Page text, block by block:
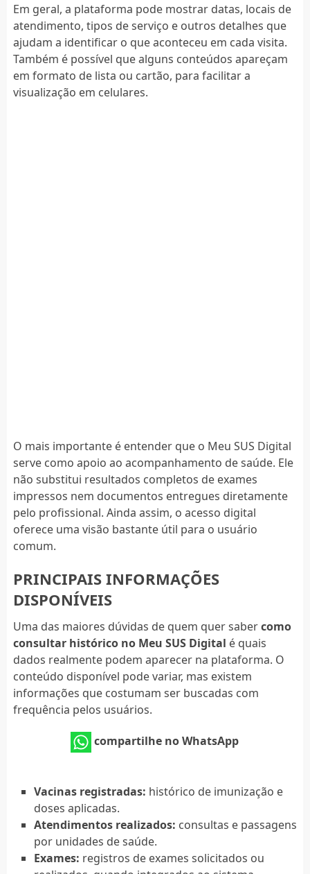
Em geral, a plataforma pode mostrar datas, locais de
atendimento, tipos de serviço e outros detalhes que
ajudam a identificar o que aconteceu em cada visita.
Também é possível que alguns conteúdos apareçam
em formato de lista ou cartão, para facilitar a
visualização em celulares.
O mais importante é entender que o Meu SUS Digital
serve como apoio ao acompanhamento de saúde. Ele
não substitui resultados completos de exames
impressos nem documentos entregues diretamente
pelo profissional. Ainda assim, o acesso digital
oferece uma visão bastante útil para o usuário
comum.
PRINCIPAIS INFORMAÇÕES
DISPONÍVEIS
Uma das maiores dúvidas de quem quer sabercomo
consultar histórico no Meu SUS Digital é quais
dados realmente podem aparecer na plataforma. O
conteúdo disponível pode variar, mas existem
informações que costumam ser buscadas com
frequência pelos usuários.
compartilhe no WhatsApp
Vacinas registradas: histórico de imunização e
doses aplicadas.
Atendimentos realizados: consultas e passagens
por unidades de saúde.
Exames: registros de exames solicitados ou